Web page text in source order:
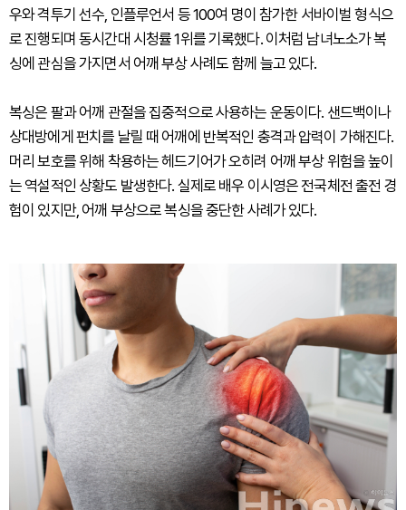
우와 격투기 선수, 인플루언서 등 100여 명이 참가한 서바이벌 형식으
로 진행되며 동시간대 시청률 1위를 기록했다. 이처럼 남녀노소가 복
싱에 관심을 가지면서 어깨 부상 사례도 함께 늘고 있다.
복싱은 팔과 어깨 관절을 집중적으로 사용하는 운동이다. 샌드백이나
상대방에게 펀치를 날릴 때 어깨에 반복적인 충격과 압력이 가해진다.
머리 보호를 위해 착용하는 헤드기어가 오히려 어깨 부상 위험을 높이
는 역설적인 상황도 발생한다. 실제로 배우 이시영은 전국체전 출전 경
험이 있지만, 어깨 부상으로 복싱을 중단한 사례가 있다.